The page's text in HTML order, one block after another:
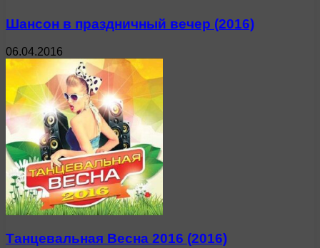
Шансон в праздничный вечер (2016)
06.04.2016
Танцевальная Весна 2016 (2016)